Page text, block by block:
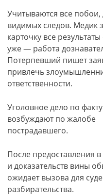
Учитываются все
видимых следов. Медик
карточку все
уже — работа
Потерпевший пишет
привлечь
ответственности.
Уголовное дело по
возбуждают по жалобе
пострадавшего.
После предоставления в
и доказательств вины
ожидает вызова для
разбирательства.